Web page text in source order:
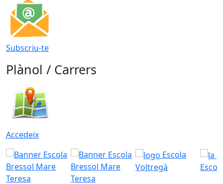
Subscriu-te
Plànol / Carrers
Accedeix
Escola
Voltregà